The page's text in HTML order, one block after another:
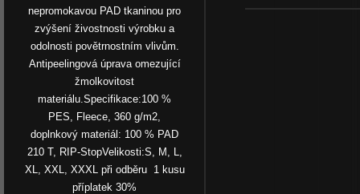
nepromokavou PAD tkaninou pro
zvýšení živostnosti výrobku a
odolnosti povětrnostním vlivům.
Antipeelingová úprava omezující
žmolkovitost
materiálu.Specifikace:100 %
PES, Fleece, 360 g/m2,
doplnkový materiál: 100 % PAD
210 T, RIP-StopVelikosti:S, M, L,
XL, XXL, XXXL při odběru 1 kusu
příplatek 30%